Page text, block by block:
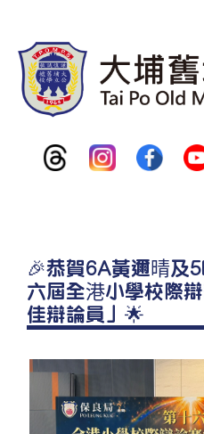
🎉恭賀6A黃邇晴及
六屆全港小學校際
佳辯論員」🌟